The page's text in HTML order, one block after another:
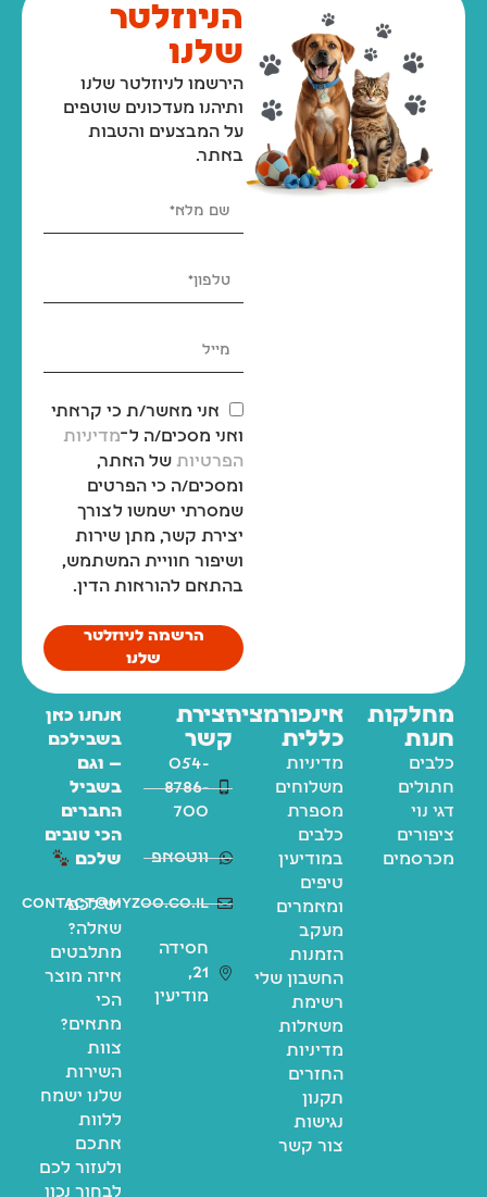
הניוזלטר
שלנו
הירשמו לניוזלטר שלנו
ותיהנו מעדכונים שוטפים
על המבצעים והטבות
באתר.
אני מאשר/ת כי קראתי
ואני מסכים/ה ל־מדיניות
הפרטיות של האתר,
ומסכים/ה כי הפרטים
שמסרתי ישמשו לצורך
יצירת קשר, מתן שירות
ושיפור חוויית המשתמש,
בהתאם להוראות הדין.
הרשמה לניוזלטר
שלנו
מחלקות
חנות
כלבים
חתולים
דגי נוי
ציפורים
מכרסמים
אינפורמציה
כללית
מדיניות
משלוחים
מספרת
כלבים
במודיעין
טיפים
ומאמרים
מעקב
הזמנות
החשבון שלי
רשימת
משאלות
מדיניות
החזרים
תקנון
נגישות
צור קשר
יצירת
קשר
054-
8786-
700
ווטסאפ
contact@myzoo.co.il
חסידה
21,
מודיעין
אנחנו כאן
בשבילכם
— וגם
בשביל
החברים
הכי טובים
שלכם
יש לכם
שאלה?
מתלבטים
איזה מוצר
הכי
מתאים?
צוות
השירות
שלנו ישמח
ללוות
אתכם
ולעזור לכם
לבחור נכון